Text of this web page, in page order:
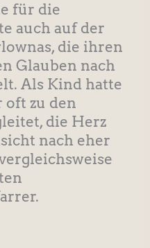
für die
auch auf der
die ihren
Glauben nach
Als Kind hatte
zu den
die Herz
nach eher